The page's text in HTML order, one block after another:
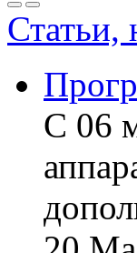
Статьи,
С 06